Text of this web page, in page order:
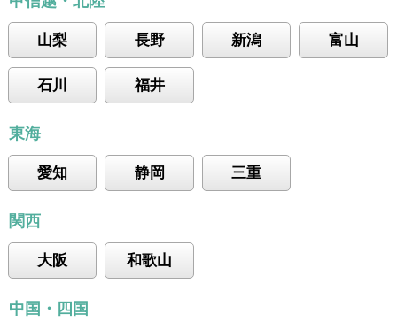
山梨 長野 新潟 富山
石川 福井
東海
愛知 静岡 三重
関西
大阪 和歌山
中国・四国